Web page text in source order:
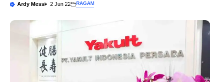
Ardy Messi 2 Jun 22 RAGAM